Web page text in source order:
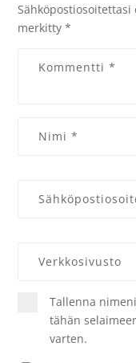
Sähköpostiosoitettasi
merkitty*
Tallenna
tähän
varten.